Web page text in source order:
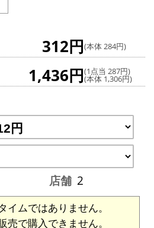
312円(本体 284円)
1,436円(1点当 287円)
(本体 1,306円)
店舗 2
イムではありません。
売で購入できません。